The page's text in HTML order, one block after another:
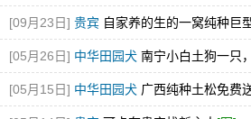
[09月23日] 贵宾 自家养的生的一窝纯种巨
[05月26日] 中华田园犬 南宁小白土狗一只
[05月15日] 中华田园犬 广西纯种土松免费